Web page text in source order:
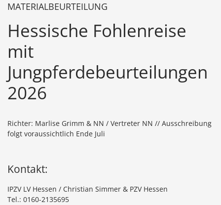
MATERIALBEURTEILUNG
Hessische Fohlenreise
mit
Jungpferdebeurteilungen
2026
Richter: Marlise Grimm & NN / Vertreter NN // Ausschreibung
folgt voraussichtlich Ende Juli
Kontakt:
IPZV LV Hessen / Christian Simmer & PZV Hessen
Tel.: 0160-2135695